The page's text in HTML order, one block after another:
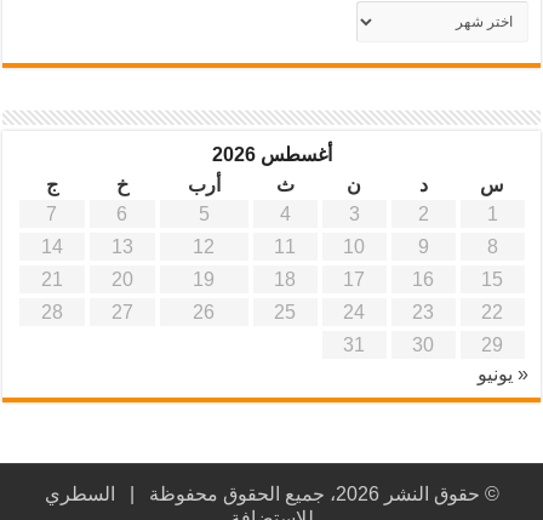
أرشيف
موقع
آفاق
أغسطس 2026
س
د ن ث أرب خ
ج
1
2
3
4
5
6
7
8
9
10
11
12
13
14
15
16
17
18
19
20
21
22
23
24
25
26
27
28
29
30
31
« يونيو
© حقوق النشر 2026، جميع الحقوق محفوظة |
السطري